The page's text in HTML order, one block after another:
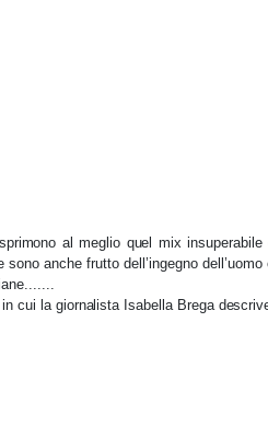
al meglio quel mix
anche frutto dell’ingegno
cui la giornalista Isabella Brega